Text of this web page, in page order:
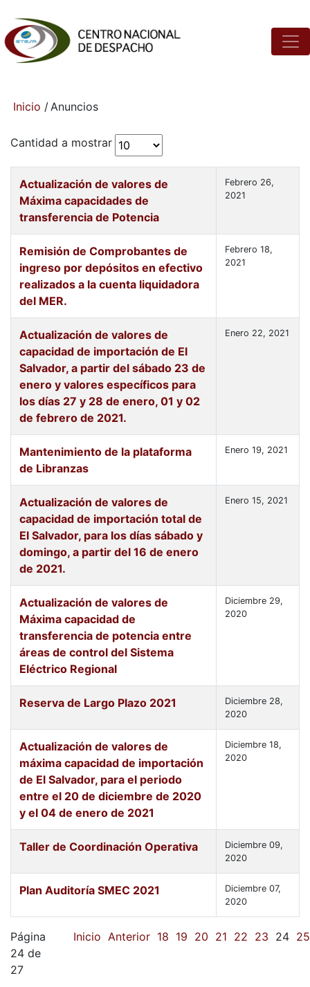
Inicio /Anuncios
Cantidad a mostrar
Actualización de valores de
Máxima capacidades de
transferencia de Potencia
Febrero 26,
2021
Remisión de Comprobantes de
ingreso por depósitos en efectivo
realizados a la cuenta liquidadora
del MER.
Febrero 18,
2021
Actualización de valores de
capacidad de importación de El
Salvador, a partir del sábado 23 de
enero y valores específicos para
los días 27 y 28 de enero, 01 y 02
de febrero de 2021.
Enero 22, 2021
Mantenimiento de la plataforma
de Libranzas
Enero 19, 2021
Actualización de valores de
capacidad de importación total de
El Salvador, para los días sábado y
domingo, a partir del 16 de enero
de 2021.
Enero 15, 2021
Actualización de valores de
Máxima capacidad de
transferencia de potencia entre
áreas de control del Sistema
Eléctrico Regional
Diciembre 29,
2020
Reserva de Largo Plazo 2021
Diciembre 28,
2020
Actualización de valores de
máxima capacidad de importación
de El Salvador, para el periodo
entre el 20 de diciembre de 2020
y el 04 de enero de 2021
Diciembre 18,
2020
Taller de Coordinación Operativa
Diciembre 09,
2020
Plan Auditoría SMEC 2021
Diciembre 07,
2020
Página
24 de
27
Inicio Anterior 18 19 20 21 22 23 24 25